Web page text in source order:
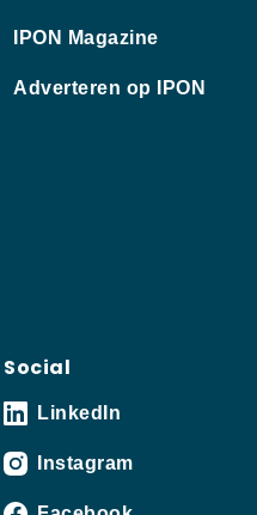
IPON Magazine
Adverteren op IPON
Social
LinkedIn
Instagram